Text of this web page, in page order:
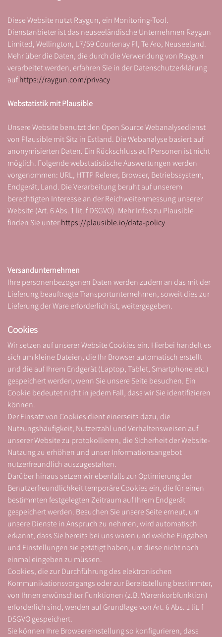
Diese Website nutzt Raygun, ein Monitoring-Tool.
Dienstanbieter ist das neuseeländische Unternehmen Raygun
Limited, Wellington, L7/59 Courtenay Pl, Te Aro, Neuseeland.
Mehr über die Daten, die durch die Verwendung von Raygun
verarbeitet werden, erfahren Sie in der Datenschutzerklärung
aufhttps://raygun.com/privacy
Webstatistik mit Plausible
Unsere Website benutzt den Open Source Webanalysedienst
von Plausible mit Sitz in Estland. Die Webanalyse basiert auf
anonymisierten Daten. Ein Rückschluss auf Personen ist nicht
möglich. Folgende webstatistische Auswertungen werden
vorgenommen: URL, HTTP Referer, Browser, Betriebssystem,
Endgerät, Land. Die Verarbeitung beruht auf unserem
berechtigten Interesse an der Reichweitenmessung unserer
Website (Art. 6 Abs. 1 lit. f DSGVO). Mehr Infos zu Plausible
finden Sie unterhttps://plausible.io/data-policy
Versandunternehmen
Ihre personenbezogenen Daten werden zudem an das mit der
Lieferung beauftragte Transportunternehmen, soweit dies zur
Lieferung der Ware erforderlich ist, weitergegeben.
Cookies
Wir setzen auf unserer Website Cookies ein. Hierbei handelt es
sich um kleine Dateien, die Ihr Browser automatisch erstellt
und die auf Ihrem Endgerät (Laptop, Tablet, Smartphone etc.)
gespeichert werden, wenn Sie unsere Seite besuchen. Ein
Cookie bedeutet nicht in jedem Fall, dass wir Sie identifizieren
können.
Der Einsatz von Cookies dient einerseits dazu, die
Nutzungshäufigkeit, Nutzerzahl und Verhaltensweisen auf
unserer Website zu protokollieren, die Sicherheit der Website-
Nutzung zu erhöhen und unser Informationsangebot
nutzerfreundlich auszugestalten.
Darüber hinaus setzen wir ebenfalls zur Optimierung der
Benutzerfreundlichkeit temporäre Cookies ein, die für einen
bestimmten festgelegten Zeitraum auf Ihrem Endgerät
gespeichert werden. Besuchen Sie unsere Seite erneut, um
unsere Dienste in Anspruch zu nehmen, wird automatisch
erkannt, dass Sie bereits bei uns waren und welche Eingaben
und Einstellungen sie getätigt haben, um diese nicht noch
einmal eingeben zu müssen.
Cookies, die zur Durchführung des elektronischen
Kommunikationsvorgangs oder zur Bereitstellung bestimmter,
von Ihnen erwünschter Funktionen (z.B. Warenkorbfunktion)
erforderlich sind, werden auf Grundlage von Art. 6 Abs. 1 lit. f
DSGVO gespeichert.
Sie können Ihre Browsereinstellung so konfigurieren, dass